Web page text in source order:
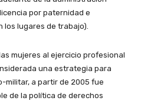
por paternidad e
los lugares de trabajo).
mujeres al ejercicio profesional
una estrategia para
militar, a partir de 2005 fue
de la política de derechos